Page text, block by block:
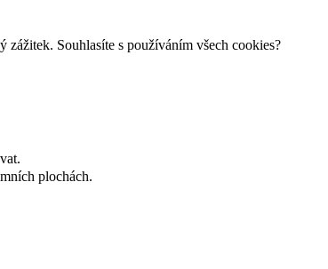
Souhlasíte s používáním všech cookies?
plochách.